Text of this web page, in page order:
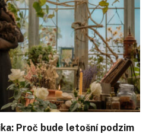
Proč bude letošní podzim